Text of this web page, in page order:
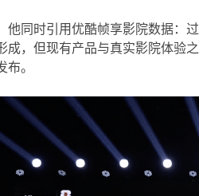
他同时引用优酷帧享影院数据：
成，但现有产品与真实影院体验
布。